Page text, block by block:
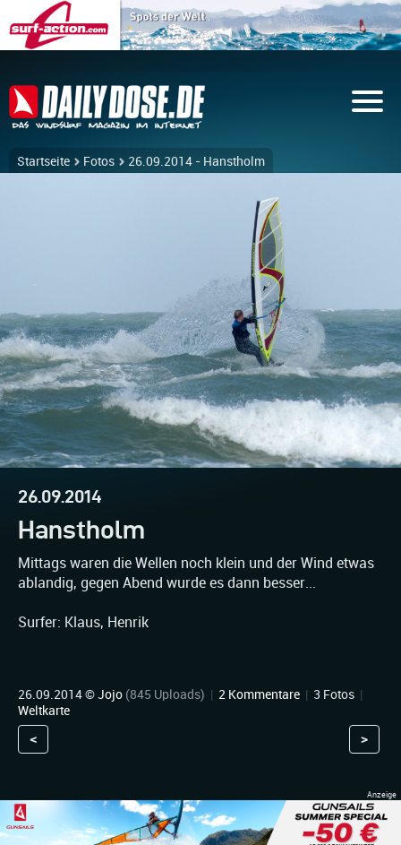
Startseite Fotos 26.09.2014 - Hanstholm
26.09.2014
Hanstholm
Mittags waren die Wellen noch klein und der Wind etwas
ablandig, gegen Abend wurde es dann besser...
Surfer: Klaus, Henrik
26.09.2014 ©Jojo (845 Uploads) | 2 Kommentare | 3 Fotos |
Weltkarte
< >